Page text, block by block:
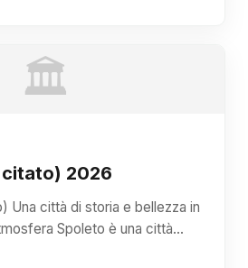
🏛️
2026
Una città di storia e bellezza in
Spoleto è una città…